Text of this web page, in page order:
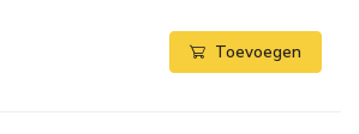
Toevoegen